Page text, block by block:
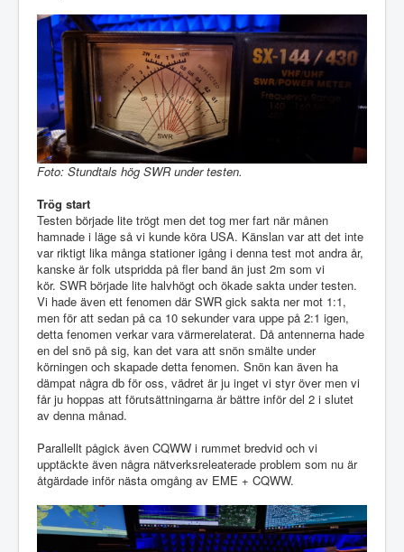
Foto: Stundtals hög SWR under testen.
Trög start
Testen började lite trögt men det tog mer fart när månen
hamnade i läge så vi kunde köra USA. Känslan var att det inte
var riktigt lika många stationer igång i denna test mot andra år,
kanske är folk utspridda på fler band än just 2m som vi
kör. SWR började lite halvhögt och ökade sakta under testen.
Vi hade även ett fenomen där SWR gick sakta ner mot 1:1,
men för att sedan på ca 10 sekunder vara uppe på 2:1 igen,
detta fenomen verkar vara värmerelaterat. Då antennerna hade
en del snö på sig, kan det vara att snön smälte under
körningen och skapade detta fenomen. Snön kan även ha
dämpat några db för oss, vädret är ju inget vi styr över men vi
får ju hoppas att förutsättningarna är bättre inför del 2 i slutet
av denna månad.
Parallellt pågick även CQWW i rummet bredvid och vi
upptäckte även några nätverksreleaterade problem som nu är
åtgärdade inför nästa omgång av EME + CQWW.